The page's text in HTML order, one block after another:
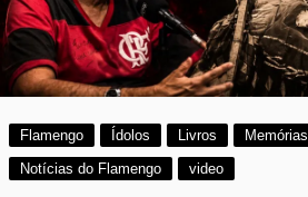
Flamengo Ídolos Livros
Memórias
Notícias do Flamengo
video